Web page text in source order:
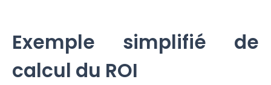
Exemple simplifié de
calcul du ROI